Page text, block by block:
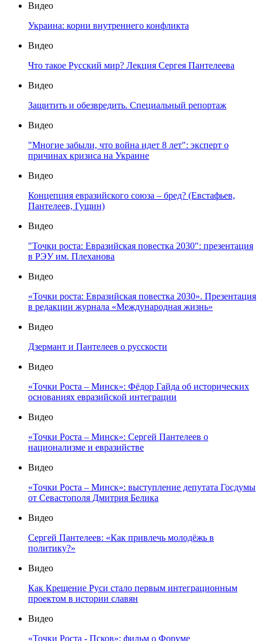
Видео
Украина: корни внутреннего конфликта
Видео
Что такое Русский мир? Лекция Сергея Пантелеева
Видео
Защитить и обезвредить. Специальный репортаж
Видео
"Многие забыли, что война идет 8 лет": эксперт о
причинах кризиса на Украине
Видео
Концепция евразийского союза – бред? (Евстафьев,
Пантелеев, Гущин)
Видео
"Точки роста: Евразийская повестка 2030": презентация
в РЭУ им. Плеханова
Видео
«Точки роста: Евразийская повестка 2030». Презентация
в редакции журнала «Международная жизнь»
Видео
Дзермант и Пантелеев о русскости
Видео
«Точки Роста – Минск»: Фёдор Гайда об исторических
основаниях евразийской интеграции
Видео
«Точки Роста – Минск»: Сергей Пантелеев о
национализме и евразийстве
Видео
«Точки Роста – Минск»: выступление депутата Госдумы
от Севастополя Дмитрия Белика
Видео
Сергей Пантелеев: «Как привлечь молодёжь в
политику?»
Видео
Как Крещение Руси стало первым интеграционным
проектом в истории славян
Видео
«Точки Роста - Псков»: фильм о Форуме